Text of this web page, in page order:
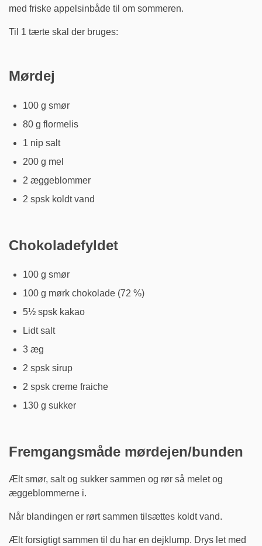
med friske appelsinbåde til om sommeren.
Til 1 tærte skal der bruges:
Mørdej
100 g smør
80 g flormelis
1 nip salt
200 g mel
2 æggeblommer
2 spsk koldt vand
Chokoladefyldet
100 g smør
100 g mørk chokolade (72 %)
5½ spsk kakao
Lidt salt
3 æg
2 spsk sirup
2 spsk creme fraiche
130 g sukker
Fremgangsmåde mørdejen/bunden
Ælt smør, salt og sukker sammen og rør så melet og
æggeblommerne i.
Når blandingen er rørt sammen tilsættes koldt vand.
Ælt forsigtigt sammen til du har en dejklump. Drys let med